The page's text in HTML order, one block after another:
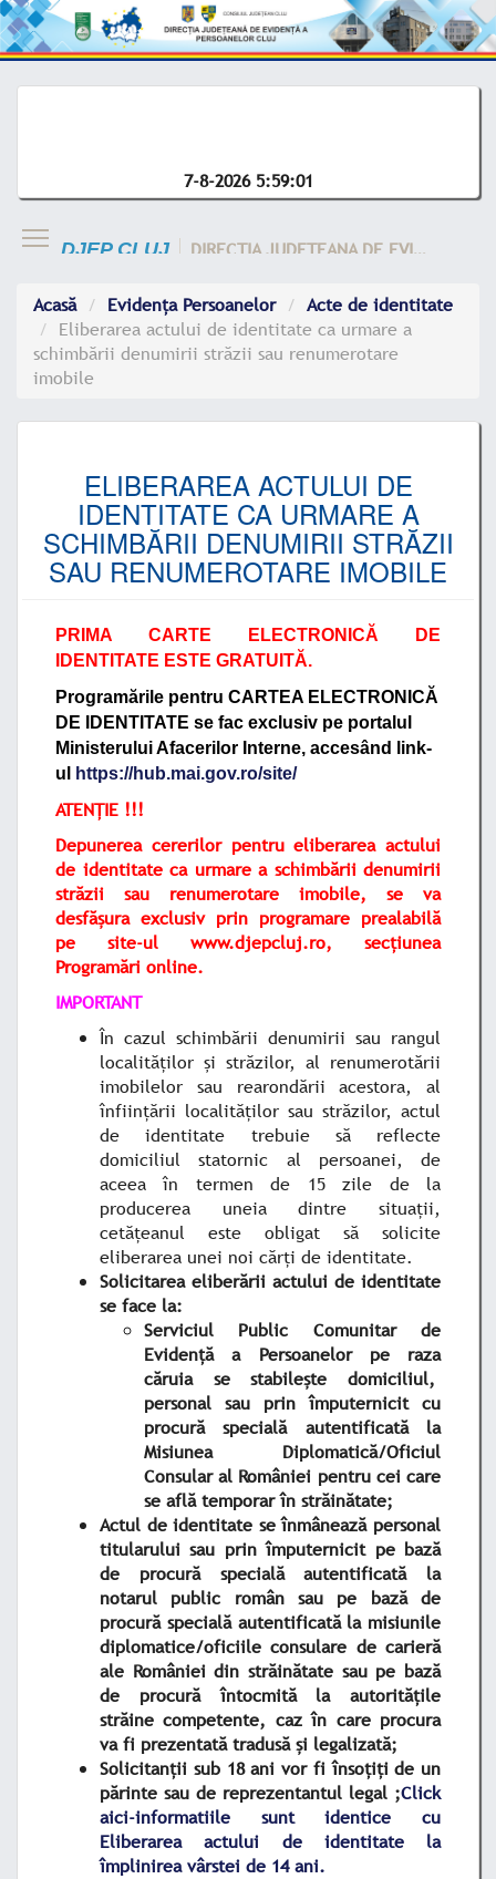
7-8-2026 5:59:01
DJEP CLUJ DIRECTIA JUDETEANA DE EVIDENTA A CLUJ
Acasă Evidența Persoanelor
Acte de identitate
Eliberarea actului de identitate ca urmare a
schimbării denumirii străzii sau renumerotare
imobile
ELIBERAREA ACTULUI DE
IDENTITATE CA URMARE A
SCHIMBĂRII DENUMIRII STRĂZII
SAU RENUMEROTARE IMOBILE
PRIMA CARTE ELECTRONICĂ DE
IDENTITATE ESTE GRATUITĂ.
Programările pentru CARTEA ELECTRONICĂ
DE IDENTITATE se fac exclusiv pe portalul
Ministerului Afacerilor Interne, accesând link-
ul
https://hub.mai.gov.ro/site/
ATENȚIE !!!
Depunerea cererilor pentru eliberarea actului
de identitate ca urmare a schimbării denumirii
străzii sau renumerotare imobile, se va
desfășura exclusiv prin programare prealabilă
pe site-ul www.djepcluj.ro, secțiunea
Programări online.
IMPORTANT
În cazul schimbării denumirii sau rangul
localităților și străzilor, al renumerotării
imobilelor sau rearondării acestora, al
înființării localităților sau străzilor, actul
de identitate trebuie să reflecte
domiciliul statornic al persoanei, de
aceea în termen de 15 zile de la
producerea uneia dintre situații,
cetăţeanul este obligat să solicite
eliberarea unei noi cărţi de identitate.
Solicitarea eliberării actului de identitate
se face la:
Serviciul Public Comunitar de
Evidență a Persoanelor pe raza
căruia se stabilește domiciliul,
personal sau prin împuternicit cu
procură specială autentificată la
Misiunea Diplomatică/Oficiul
Consular al României pentru cei care
se află temporar în străinătate;
Actul de identitate se înmânează personal
titularului sau prin împuternicit pe bază
de procură specială autentificată la
notarul public român sau pe bază de
procură specială autentificată la misiunile
diplomatice/oficiile consulare de carieră
ale României din străinătate sau pe bază
de procură întocmită la autoritățile
străine competente, caz în care procura
va fi prezentată tradusă și legalizată;
Solicitanții sub 18 ani vor fi însoțiți de un
părinte sau de reprezentantul legal ;Click
aici-informatiile sunt identice cu
Eliberarea actului de identitate la
împlinirea vârstei de 14 ani.